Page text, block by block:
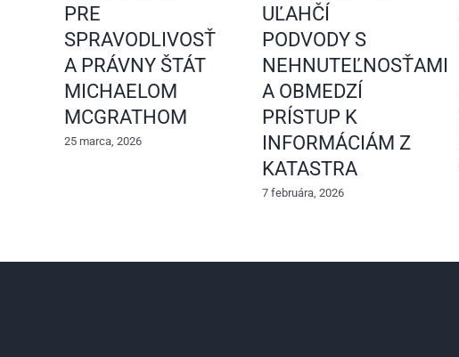
PRE
SPRAVODLIVOSŤ
A PRÁVNY ŠTÁT
MICHAELOM
MCGRATHOM
25 marca, 2026
UĽAHČÍ
PODVODY S
NEHNUTEĽNOSŤAMI
A OBMEDZÍ
PRÍSTUP K
INFORMÁCIÁM Z
KATASTRA
7 februára, 2026